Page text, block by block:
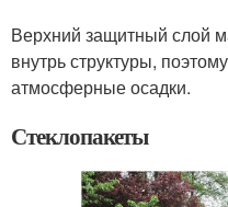
Верхний защитный слой
внутрь структуры,
атмосферные осадки.
Стеклопакеты